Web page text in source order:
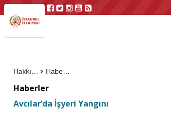
Haberler
Haberler
Avcılar’da İşyeri Yangını